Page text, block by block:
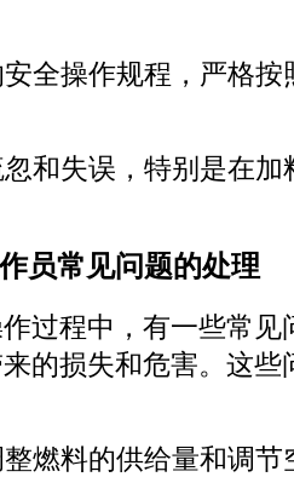
全操作规程，严格
和失误，特别是在
员常见问题的处理
过程中，有一些常见
的损失和危害。这些
燃料的供给量和调节